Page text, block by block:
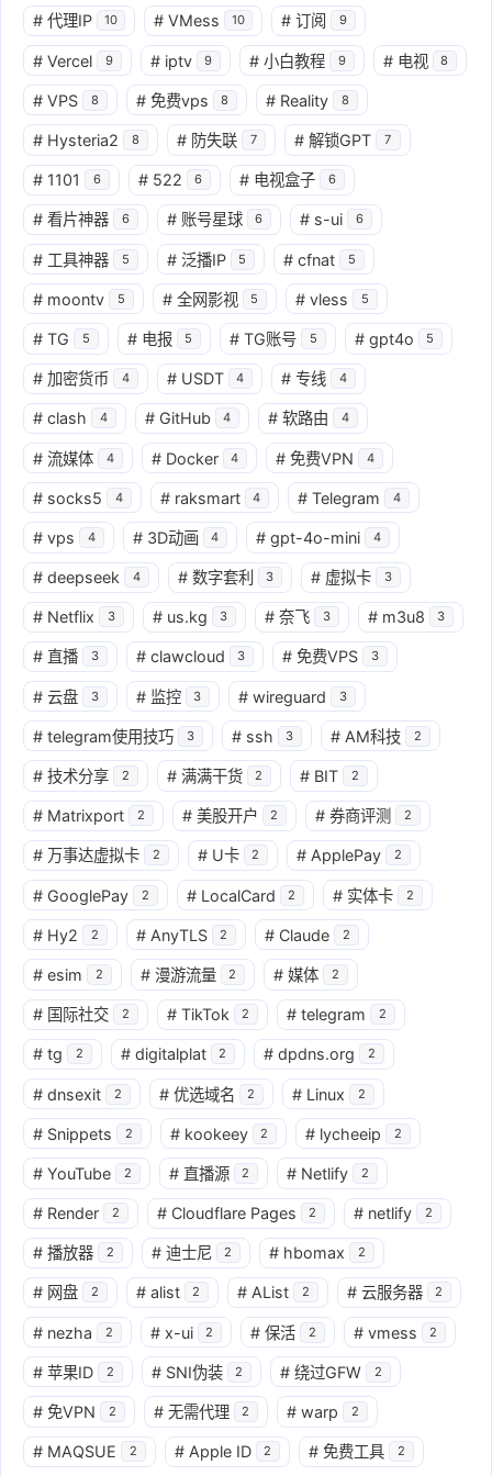
# 代理IP 10 # VMess 10 # 订阅 9
# Vercel 9 # iptv 9 # 小白教程 9 # 电视 8
# VPS 8 # 免费vps 8 # Reality 8
# Hysteria2 8 # 防失联 7 # 解锁GPT 7
# 1101 6 # 522 6 # 电视盒子 6
# 看片神器 6 # 账号星球 6 # s-ui 6
# 工具神器 5 # 泛播IP 5 # cfnat 5
# moontv 5 # 全网影视 5 # vless 5
# TG 5 # 电报 5 # TG账号 5 # gpt4o 5
# 加密货币 4 # USDT 4 # 专线 4
# clash 4 # GitHub 4 # 软路由 4
# 流媒体 4 # Docker 4 # 免费VPN 4
# socks5 4 # raksmart 4 # Telegram 4
# vps 4 # 3D动画 4 # gpt-4o-mini 4
# deepseek 4 # 数字套利 3 # 虚拟卡 3
# Netflix 3 # us.kg 3 # 奈飞 3 # m3u8 3
# 直播 3 # clawcloud 3 # 免费VPS 3
# 云盘 3 # 监控 3 # wireguard 3
# telegram使用技巧 3 # ssh 3 # AM科技 2
# 技术分享 2 # 满满干货 2 # BIT 2
# Matrixport 2 # 美股开户 2 # 券商评测 2
# 万事达虚拟卡 2 # U卡 2 # ApplePay 2
# GooglePay 2 # LocalCard 2 # 实体卡 2
# Hy2 2 # AnyTLS 2 # Claude 2
# esim 2 # 漫游流量 2 # 媒体 2
# 国际社交 2 # TikTok 2 # telegram 2
# tg 2 # digitalplat 2 # dpdns.org 2
# dnsexit 2 # 优选域名 2 # Linux 2
# Snippets 2 # kookeey 2 # lycheeip 2
# YouTube 2 # 直播源 2 # Netlify 2
# Render 2 # Cloudflare Pages 2 # netlify 2
# 播放器 2 # 迪士尼 2 # hbomax 2
# 网盘 2 # alist 2 # AList 2 # 云服务器 2
# nezha 2 # x-ui 2 # 保活 2 # vmess 2
# 苹果ID 2 # SNI伪装 2 # 绕过GFW 2
# 免VPN 2 # 无需代理 2 # warp 2
# MAQSUE 2 # Apple ID 2 # 免费工具 2